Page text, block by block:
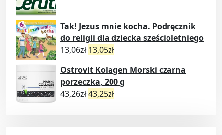
Tak! Jezus mnie kocha. Podręcznik
do religii dla dziecka sześcioletniego
13,06zł 13,05zł
Ostrovit Kolagen Morski czarna
porzeczka, 200 g
43,26zł43,25zł